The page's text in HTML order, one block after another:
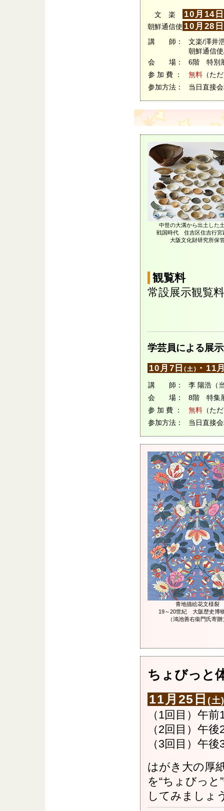
文 楽 10月14日
朝鮮通信使 10月28日
講 師：
文楽/澤井
朝鮮通信
会 場：
6階 特別
参 加 費 ：
無料（た
参加方法：
当日直接
中世の大溝から出土した
戦国時代 住吉区住吉行宮
大阪文化財研究所保
観覧料
常設展示観覧
学芸員による展
10月7日(土) ・11
講 師：
李 陽浩（
会 場：
8階 特集
参 加 費 ：
無料（た
参加方法：
当日直接
青地描絵花文様裂
19～20世紀 大阪歴史博
（鴻池善右衞門氏寄贈
ちょびっと
11月25日 (土
（1回目）午
（2回目）午
（3回目）午
はがき大の厚
を“ちょびっと
してみましょ